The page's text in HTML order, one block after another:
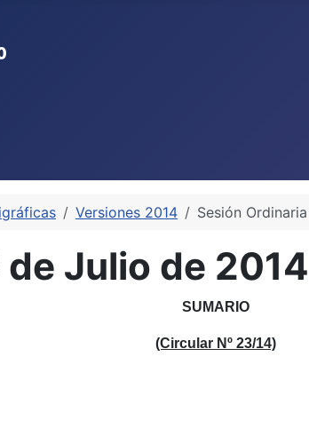
Versiones 2014 Sesión
Julio de 2014
SUMARIO
(Circular Nº 23/14)